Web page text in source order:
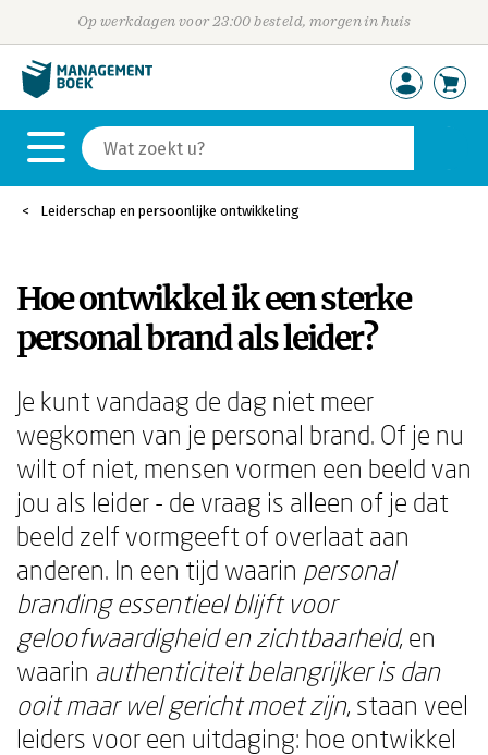
Op werkdagen voor 23:00 besteld, morgen in huis
Leiderschap en persoonlijke ontwikkeling
Hoe ontwikkel ik een sterke
personal brand als leider?
Je kunt vandaag de dag niet meer
wegkomen van je personal brand. Of je nu
wilt of niet, mensen vormen een beeld van
jou als leider - de vraag is alleen of je dat
beeld zelf vormgeeft of overlaat aan
anderen. In een tijd waarin personal
branding essentieel blijft voor
geloofwaardigheid en zichtbaarheid, en
waarin authenticiteit belangrijker is dan
ooit maar wel gericht moet zijn, staan veel
leiders voor een uitdaging: hoe ontwikkel